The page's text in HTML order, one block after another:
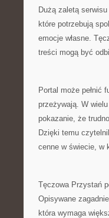
Dużą zaletą
które potrzebują
emocje własne.
treści mogą być
Portal może pełnić
przeżywają. W
pokazanie, że
Dzięki temu
cenne w świecie, w
Tęczowa Przystań
Opisywane
która wymaga